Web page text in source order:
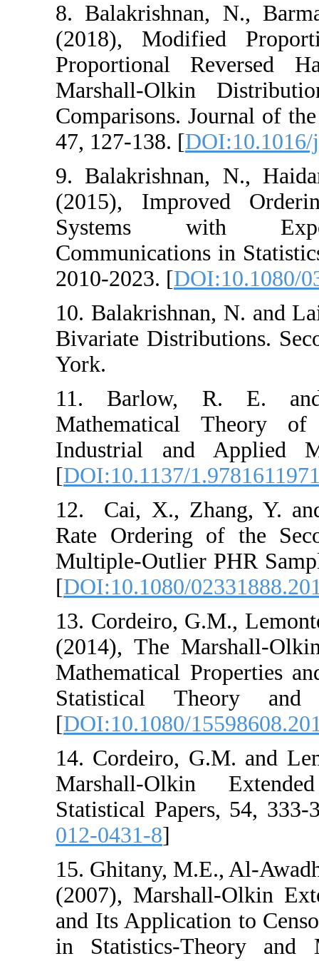
8.
(2018),
Proportional
Marshall-Olkin
Comparisons.
47, 127-138.‎‎‎ [
9.
(2015),
Systems
Communications
2010-2023. [
10.
Bivariate
11. ‎Barlow,
Mathematical
Industrial and
[DOI:10.1137/
12. ‎ Cai, X.,
Rate Ordering
Multiple-Outlier
[DOI:10.1080/
13. ‎Cordeiro,
(2014), The
Mathematical
Statistical
[DOI:10.1080/
14. Cordeiro,
Marshall-
Statistical
012-0431-8
15. ‎Ghitany,
(2007),
and Its
in Statistics-